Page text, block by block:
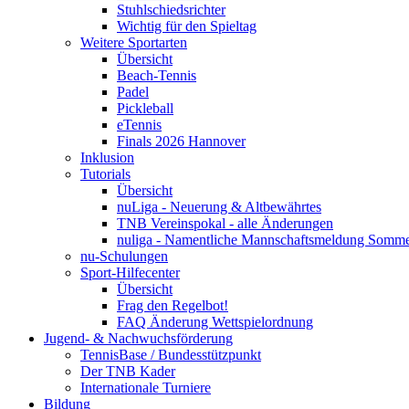
Stuhlschiedsrichter
Wichtig für den Spieltag
Weitere Sportarten
Übersicht
Beach-Tennis
Padel
Pickleball
eTennis
Finals 2026 Hannover
Inklusion
Tutorials
Übersicht
nuLiga - Neuerung & Altbewährtes
TNB Vereinspokal - alle Änderungen
nuliga - Namentliche Mannschaftsmeldung
nu-Schulungen
Sport-Hilfecenter
Übersicht
Frag den Regelbot!
FAQ Änderung Wettspielordnung
Jugend- & Nachwuchsförderung
TennisBase / Bundesstützpunkt
Der TNB Kader
Internationale Turniere
Bildung